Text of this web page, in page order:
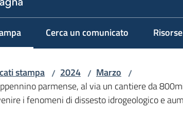
Cerca un comunicato Risorse
stampa / 2024 / Marzo /
parmense, al via un cantiere da
i fenomeni di dissesto idrogeologico e